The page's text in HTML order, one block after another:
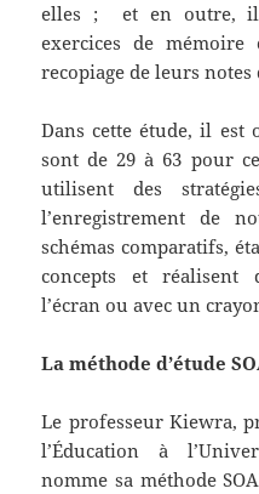
elles ; et en outre,
exercices de
recopiage de leurs notes
Dans cette étude, il est
sont de 29 à 63 pour
utilisent des
l’enregistrement de
schémas comparatifs,
concepts et réalisent
l’écran ou avec un
La méthode d’étude
Le professeur Kiewra,
l’Éducation à
nomme sa méthode